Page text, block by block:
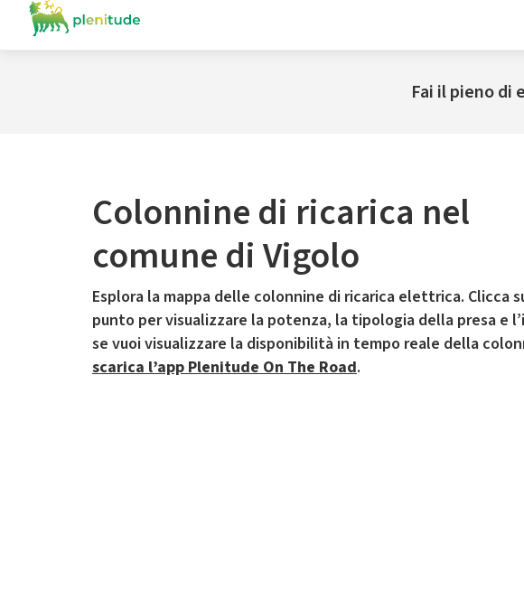
Fai il pieno di
Colonnine di ricarica nel
comune di Vigolo
Esplora la mappa delle colonnine di ricarica elettrica. Clicca
punto per visualizzare la potenza, la tipologia della presa e
se vuoi visualizzare la disponibilità in tempo reale della
scarica l’app Plenitude On The Road.
Il servizio di